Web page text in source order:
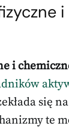
i
i
się
te